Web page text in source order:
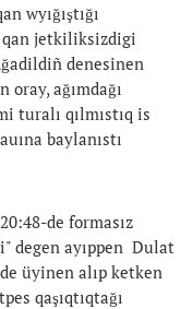
wyığıştığı
qan jetkiliksizdigi
denesinen
ağımdağı
turalı qılmıstıq is
baylanıstı
de formasız
degen ayıppen Dulat
üyinen alıp ketken
qaşıqtıqtağı